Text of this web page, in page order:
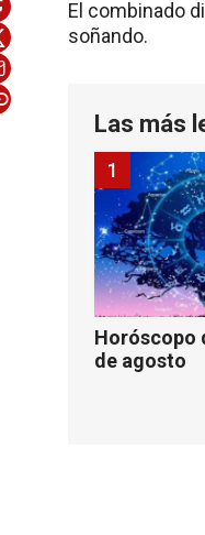
El combinado
soñando.
Las más
Horóscopo
de agosto
1